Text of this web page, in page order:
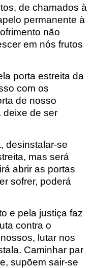
de chamados à
permanente à
não
em nós frutos
porta estreita da
com os
de nosso
deixe de ser
desinstalar-se
mas será
abrir as portas
sofrer, poderá
e pela justiça faz
contra o
nossos, lutar nos
Caminhar par
supõem sair-se